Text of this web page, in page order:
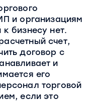
и организациям
бизнесу нет.
счет,
договор с
и
его
торговой
если это